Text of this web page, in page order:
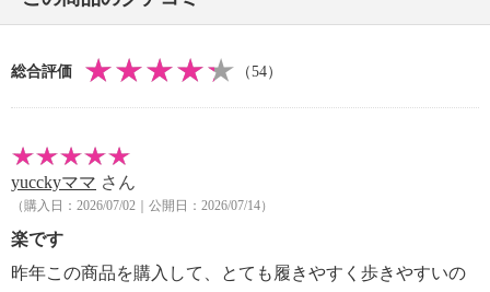
・前側着地点厚み：約２ｃｍ
【重さ】
・片足約２２０ｇ（サイズにより多少の差異あり）
・摩擦による色落ち、色移り注意
【原産国（地）】
・中国製
総合評価 （54）
yucckyママ さん
（購入日：2026/07/02｜公開日：2026/07/14）
楽です
昨年この商品を購入して、とても履きやすく歩きやすいの